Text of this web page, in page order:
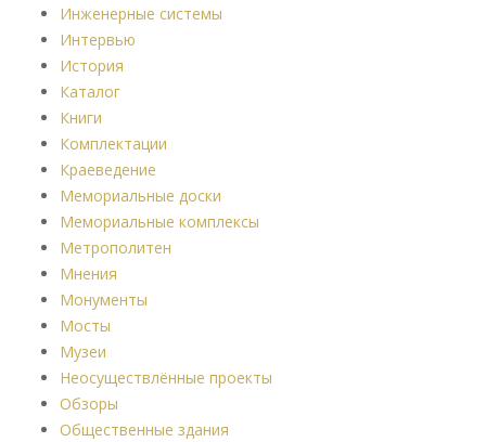
Инженерные системы
Интервью
История
Каталог
Книги
Комплектации
Краеведение
Мемориальные доски
Мемориальные комплексы
Метрополитен
Мнения
Монументы
Мосты
Музеи
Неосуществлённые проекты
Обзоры
Общественные здания